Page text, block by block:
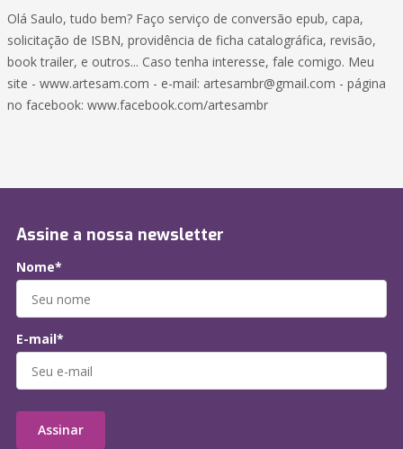
Olá Saulo, tudo bem? Faço serviço de conversão epub, capa,
solicitação de ISBN, providência de ficha catalográfica, revisão,
book trailer, e outros... Caso tenha interesse, fale comigo. Meu
site - www.artesam.com - e-mail: artesambr@gmail.com - página
no facebook: www.facebook.com/artesambr
Assine a nossa newsletter
Nome*
E-mail*
Assinar